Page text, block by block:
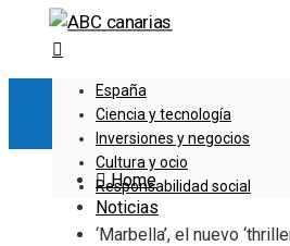
España
Ciencia y tecnología
Inversiones y negocios
Cultura y ocio
Responsabilidad social
Home
Noticias
‘Marbella’, el nuevo